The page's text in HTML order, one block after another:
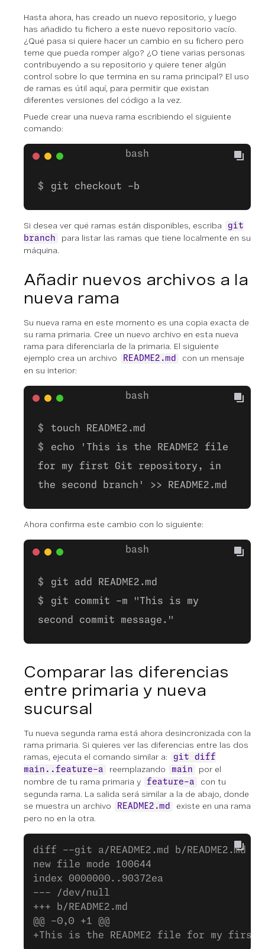
Hasta ahora, has creado un nuevo repositorio, y luego
has añadido tu fichero a este nuevo repositorio vacío.
¿Qué pasa si quiere hacer un cambio en su fichero pero
teme que pueda romper algo? ¿O tiene varias personas
contribuyendo a su repositorio y quiere tener algún
control sobre lo que termina en su rama principal? El uso
de ramas es útil aquí, para permitir que existan
diferentes versiones del código a la vez.
Puede crear una nueva rama escribiendo el siguiente
comando:
git checkout -b
Si desea ver qué ramas están disponibles, escriba
git
branch
para listar las ramas que tiene localmente en su
máquina.
Añadir nuevos archivos a la
nueva rama
Su nueva rama en este momento es una copia exacta de
su rama primaria. Cree un nuevo archivo en esta nueva
rama para diferenciarla de la primaria. El siguiente
ejemplo crea un archivo
README2.md
con un mensaje
en su interior:
touch README2.md
echo 'This is the README2 file
for my first Git repository, in
the second branch' >> README2.md
Ahora confirma este cambio con lo siguiente:
git add README2.md
git commit -m "This is my
second commit message."
Comparar las diferencias
entre primaria y nueva
sucursal
Tu nueva segunda rama está ahora desincronizada con la
rama primaria. Si quieres ver las diferencias entre las dos
ramas, ejecuta el comando similar a:
git diff
main..feature-a
reemplazando main
por el
nombre de tu rama primaria y
feature-a
con tu
segunda rama. La salida será similar a la de abajo, donde
se muestra un archivo
README2.md
existe en una rama
pero no en la otra.
diff --git a/README2.md b/README2.md
new file mode 100644
index 0000000..90372ea
--- /dev/null
+++ b/README2.md
@@ -0,0 +1 @@
+This is the README2 file for my